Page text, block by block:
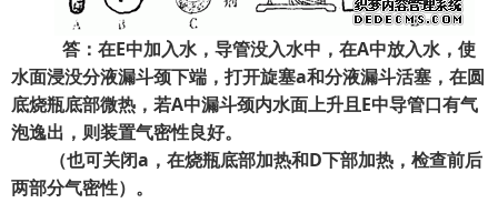
答：在E中加入水，导管没入水中，在A中放入水，使
水面浸没分液漏斗颈下端，打开旋塞a和分液漏斗活塞，在圆
底烧瓶底部微热，若A中漏斗颈内水面上升且E中导管口有气
泡逸出，则装置气密性良好。
（也可关闭a ，在烧瓶底部加热和D下部加热，检查前后
两部分气密性）。